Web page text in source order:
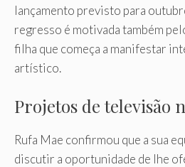
lançamento previsto para
regresso é motivada também
filha que começa a manifestar
artístico.
Projetos de televisão
Rufa Mae confirmou que a sua
discutir a oportunidade de lhe